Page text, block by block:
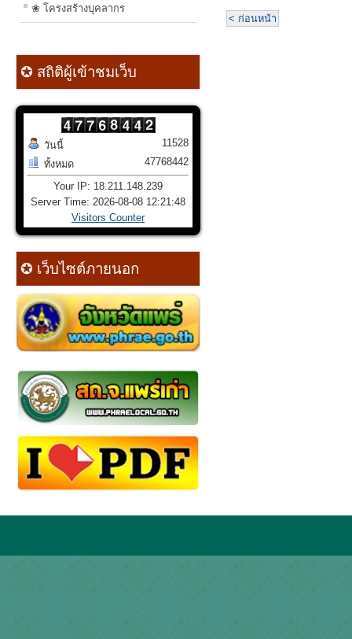
❀ โครงสร้างบุคลากร
✪ สถิติผู้เข้าชมเว็บ
วันนี้
ทั้งหมด
11528
47768442
Your IP: 18.211.148.239
Server Time: 2026-08-08 12:21:48
Visitors Counter
✪ เว็บไซต์ภายนอก
< ก่อนหน้า